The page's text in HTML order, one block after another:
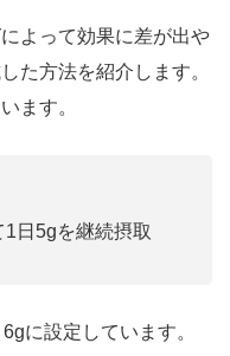
よって効果に差が出や
た方法を紹介します。
ます。
1日5gを継続摂取
に設定しています。